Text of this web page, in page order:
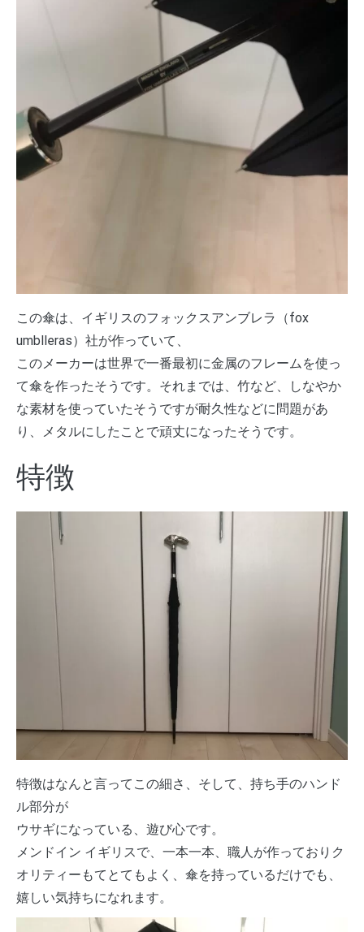
この傘は、イギリスのフォックスアンブレラ（fox
umblleras）社が作っていて、
このメーカーは世界で一番最初に金属のフレームを使っ
て傘を作ったそうです。それまでは、竹など、しなやか
な素材を使っていたそうですが耐久性などに問題があ
り、メタルにしたことで頑丈になったそうです。
特徴
特徴はなんと言ってこの細さ、そして、持ち手のハンド
ル部分が
ウサギになっている、遊び心です。
メンドイン イギリスで、一本一本、職人が作っておりク
オリティーもてとてもよく、傘を持っているだけでも、
嬉しい気持ちになれます。